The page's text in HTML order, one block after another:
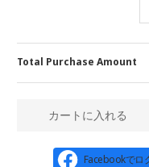
Total Purchase Amount
カートに入れる
Facebookでロ